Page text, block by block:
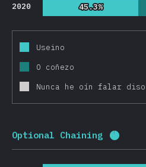
2020 45.3%
45.3%
Useino
O coñezo
Nunca he oín falar diso
Optional Chaining